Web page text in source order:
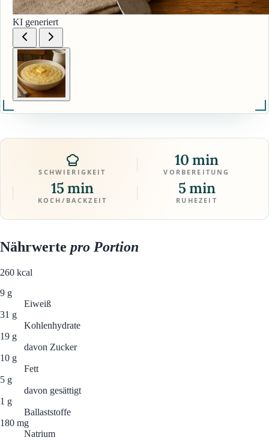
KI generiert
SCHWIERIGKEIT
10 min
VORBEREITUNG
15 min
KOCH/BACKZEIT
5 min
RUHEZEIT
Nährwerte pro Portion
260 kcal
9 g
Eiweiß
31 g
Kohlenhydrate
19 g
davon Zucker
10 g
Fett
5 g
davon gesättigt
1 g
Ballaststoffe
180 mg
Natrium